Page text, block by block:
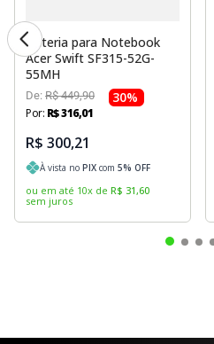
Bateria para Notebook
Acer Swift SF315-52G-
55MH
De: R$ 449,90 30%
Por: R$316,01
R$ 300,21
À vista no PIX com 5% OFF
ou em até 10x de R$ 31,60
sem juros